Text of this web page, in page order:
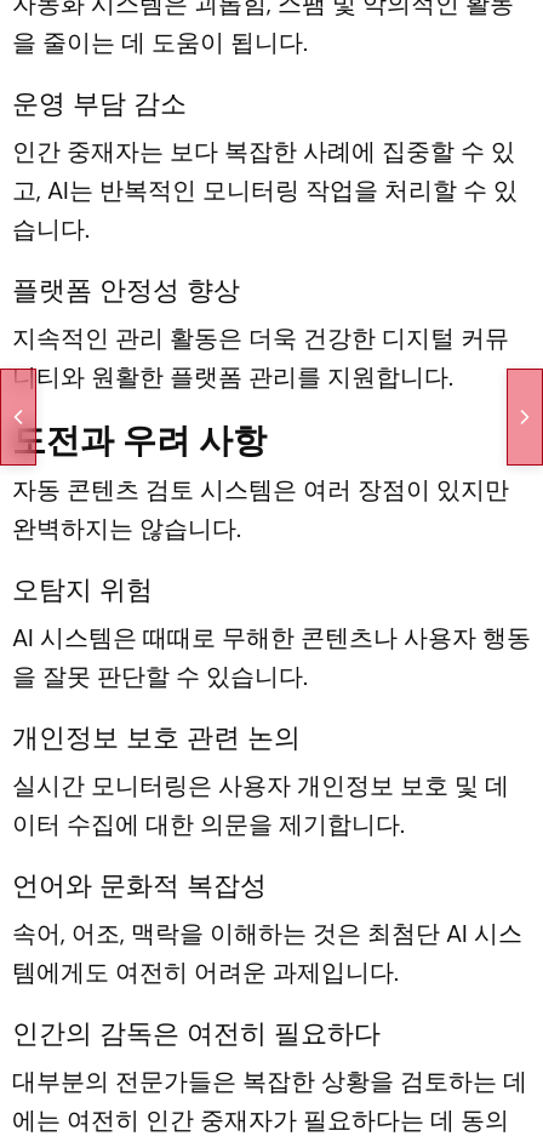
을 줄이는 데 도움이 됩니다.
운영 부담 감소
인간 중재자는 보다 복잡한 사례에 집중할 수 있
고, AI는 반복적인 모니터링 작업을 처리할 수 있
습니다.
플랫폼 안정성 향상
지속적인 관리 활동은 더욱 건강한 디지털 커뮤
니티와 원활한 플랫폼 관리를 지원합니다.
도전과 우려 사항
자동 콘텐츠 검토 시스템은 여러 장점이 있지만
완벽하지는 않습니다.
오탐지 위험
AI 시스템은 때때로 무해한 콘텐츠나 사용자 행동
을 잘못 판단할 수 있습니다.
개인정보 보호 관련 논의
실시간 모니터링은 사용자 개인정보 보호 및 데
이터 수집에 대한 의문을 제기합니다.
언어와 문화적 복잡성
속어, 어조, 맥락을 이해하는 것은 최첨단 AI 시스
템에게도 여전히 어려운 과제입니다.
인간의 감독은 여전히 ​​필요하다
대부분의 전문가들은 복잡한 상황을 검토하는 데
에는 여전히 인간 중재자가 필요하다는 데 동의